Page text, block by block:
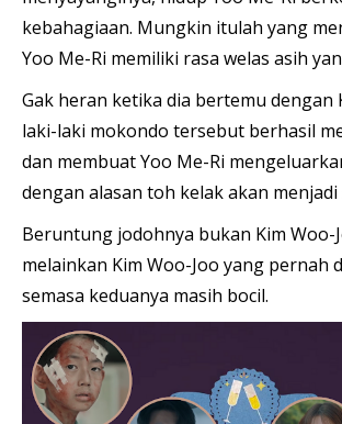
kebahagiaan. Mungkin itulah yang
Yoo Me-Ri memiliki rasa welas asih
Gak heran ketika dia bertemu dengan
laki-laki mokondo tersebut berhasil
dan membuat Yoo Me-Ri
dengan alasan toh kelak akan
Beruntung jodohnya bukan Kim Woo-
melainkan Kim Woo-Joo yang pernah
semasa keduanya masih bocil.